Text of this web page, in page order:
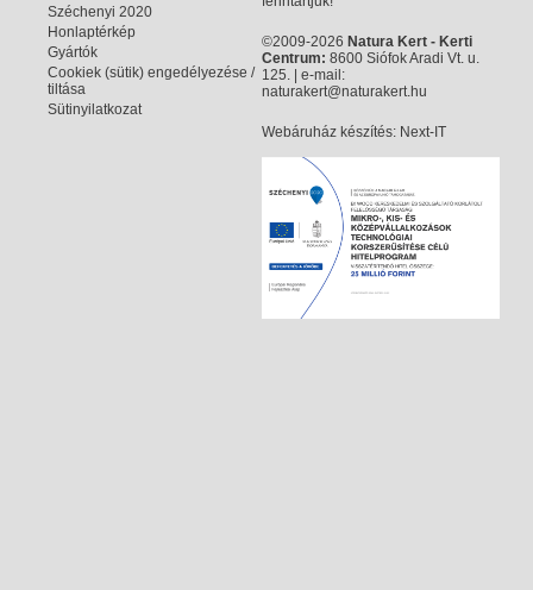
Széchenyi 2020
Honlaptérkép
Gyártók
Cookiek (sütik) engedélyezése /
tiltása
Sütinyilatkozat
©2009-2026 Natura Kert - Kerti
Centrum: 8600 Siófok Aradi Vt. u.
125. | e-mail:
naturakert@naturakert.hu
Webáruház készítés: Next-IT